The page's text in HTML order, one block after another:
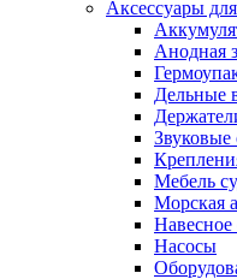
Аксессуары
Анодная
Дельные
Мебель
Морская
Навесное
Насосы